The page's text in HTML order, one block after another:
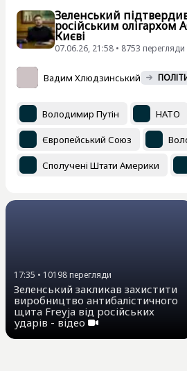
Зеленський
російським олігархом
Києві
07.06.26, 21:58 • 8753 перегляди
Вадим Хлюдзинський
Володимир Путін НАТО
Європейський Союз
Сполучені Штати Америки
17:35 • 10198перегляди
Зеленський закликав захистити
виробництво антибалістичного
щита Freyja від російських
ударів - відео